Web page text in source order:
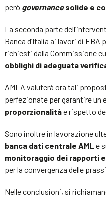
però governancesolide e
La seconda parte
Banca d’Italia ai lavori di
richiesti dalla Commissione
obblighi di adeguata
AMLA valuterà ora tali
perfezionate per garantire un
proporzionalitàe rispetto
Sono inoltre in lavorazione
banca dati centrale AML e
monitoraggio dei rapporti
per la convergenza delle
Nelle conclusioni, si